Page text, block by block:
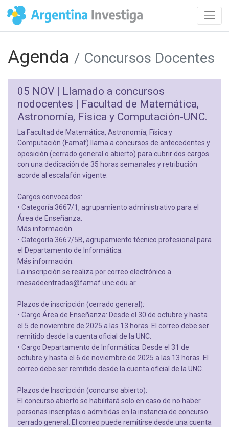
Agenda / Concursos Docentes
05 NOV | Llamado a concursos
nodocentes | Facultad de Matemática,
Astronomía, Física y Computación-UNC.
La Facultad de Matemática, Astronomía, Física y
Computación (Famaf) llama a concursos de antecedentes y
oposición (cerrado general o abierto) para cubrir dos cargos
con una dedicación de 35 horas semanales y retribución
acorde al escalafón vigente:
Cargos convocados:
• Categoría 3667/1, agrupamiento administrativo para el
Área de Enseñanza.
Más información.
• Categoría 3667/5B, agrupamiento técnico profesional para
el Departamento de Informática.
Más información.
La inscripción se realiza por correo electrónico a
mesadeentradas@famaf.unc.edu.ar.
Plazos de inscripción (cerrado general):
• Cargo Área de Enseñanza: Desde el 30 de octubre y hasta
el 5 de noviembre de 2025 a las 13 horas. El correo debe ser
remitido desde la cuenta oficial de la UNC.
• Cargo Departamento de Informática: Desde el 31 de
octubre y hasta el 6 de noviembre de 2025 a las 13 horas. El
correo debe ser remitido desde la cuenta oficial de la UNC.
Plazos de Inscripción (concurso abierto):
El concurso abierto se habilitará solo en caso de no haber
personas inscriptas o admitidas en la instancia de concurso
cerrado general. El correo puede remitirse desde una cuenta